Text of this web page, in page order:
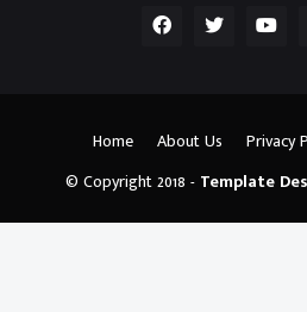
© Copyright 2018 - Template
Home About Us Privacy